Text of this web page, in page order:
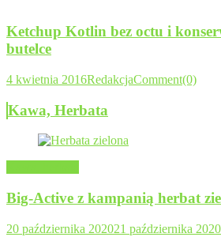
Ketchup Kotlin bez octu i
butelce
4 kwietnia 2016RedakcjaComment(0)
Kawa, Herbata
Big-Active z kampanią herbat
20 października 202021 października 2020